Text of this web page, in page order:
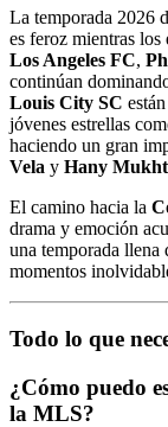
La temporada 2026
es feroz mientras
Los Angeles FC,
continúan
Louis City SC
jóvenes estrellas
haciendo un gran
Vela y Hany
El camino hacia la
drama y emoción
una temporada llena
momentos
Todo lo que
¿Cómo puedo
la MLS?